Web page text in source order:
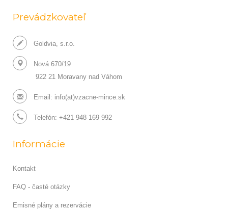
Prevádzkovateľ
Goldvia, s.r.o.
Nová 670/19
922 21 Moravany nad Váhom
Email: info(at)vzacne-mince.sk
Telefón: +421 948 169 992
Informácie
Kontakt
FAQ - časté otázky
Emisné plány a rezervácie